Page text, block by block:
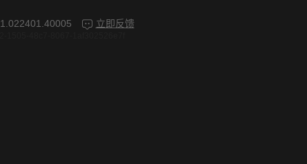
1.022401.40005 立即反馈